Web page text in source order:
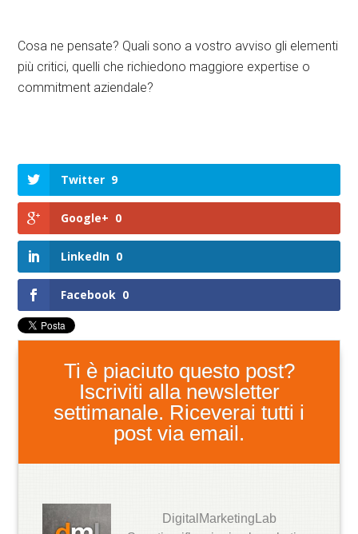
Cosa ne pensate? Quali sono a vostro avviso gli elementi
più critici, quelli che richiedono maggiore expertise o
commitment aziendale?
Twitter 9
Google+ 0
LinkedIn 0
Facebook 0
Ti è piaciuto questo post?
Iscriviti alla newsletter
settimanale. Riceverai tutti i
post via email.
DigitalMarketingLab